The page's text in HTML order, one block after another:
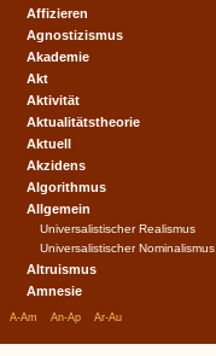
Affizieren
Agnostizismus
Akademie
Akt
Aktivität
Aktualitätstheorie
Aktuell
Akzidens
Algorithmus
Allgemein
Universalistischer Realismus
Universalistischer Nominalismus
Altruismus
Amnesie
A-Am An-Ap Ar-Au